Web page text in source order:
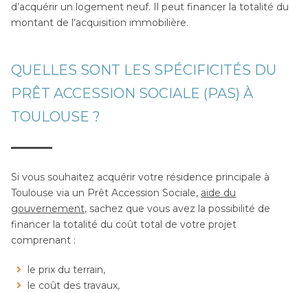
d’acquérir un logement neuf. Il peut financer la totalité du
montant de l’acquisition immobilière.
QUELLES SONT LES SPÉCIFICITÉS DU
PRÊT ACCESSION SOCIALE (PAS) À
TOULOUSE ?
Si vous souhaitez acquérir votre résidence principale à
Toulouse via un Prêt Accession Sociale, aide du
gouvernement, sachez que vous avez la possibilité de
financer la totalité du coût total de votre projet
comprenant :
le prix du terrain,
le coût des travaux,